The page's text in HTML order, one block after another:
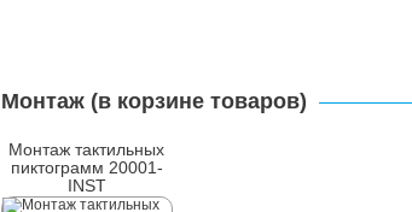
Монтаж (в корзине товаров)
Монтаж тактильных
пиктограмм 20001-
INST